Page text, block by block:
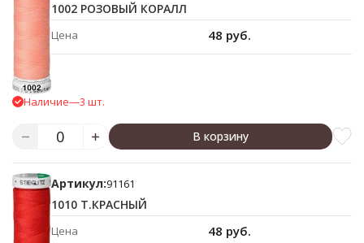
1002 РОЗОВЫЙ КОРАЛЛ
Цена 48 руб.
Наличие—3 шт.
В корзину
Артикул:91161
1010 Т.КРАСНЫЙ
Цена 48 руб.